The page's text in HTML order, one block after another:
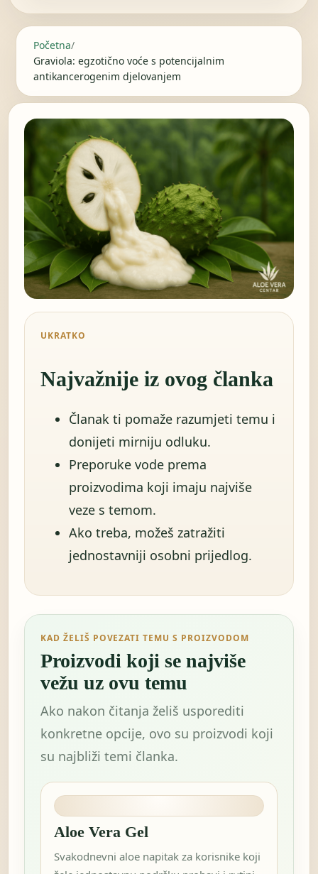
Početna/
Graviola: egzotično voće s potencijalnim
antikancerogenim djelovanjem
UKRATKO
Najvažnije iz ovog članka
Članak ti pomaže razumjeti temu i
donijeti mirniju odluku.
Preporuke vode prema
proizvodima koji imaju najviše
veze s temom.
Ako treba, možeš zatražiti
jednostavniji osobni prijedlog.
KAD ŽELIŠ POVEZATI TEMU S PROIZVODOM
Proizvodi koji se najviše
vežu uz ovu temu
Ako nakon čitanja želiš usporediti
konkretne opcije, ovo su proizvodi koji
su najbliži temi članka.
Aloe Vera Gel
Svakodnevni aloe napitak za korisnike koji